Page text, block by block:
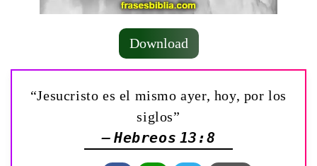
Download
“Jesucristo es el mismo ayer, hoy, por los
siglos”
— Hebreos 13:8